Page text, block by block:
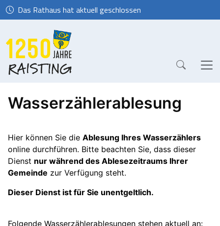
Das Rathaus hat aktuell geschlossen